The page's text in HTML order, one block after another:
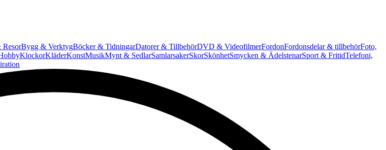
ResorBygg & VerktygBöcker & TidningarDatorer & TillbehörDVD & VideofilmerFordonFordonsdelar & tillbehörFoto,
KlockorKläderKonstMusikMynt & SedlarSamlarsakerSkorSkönhetSmycken & ÄdelstenarSport & FritidTelefoni,